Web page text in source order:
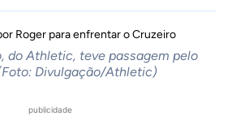
do Athletic, teve passagem pelo
Divulgação/Athletic)
publicidade